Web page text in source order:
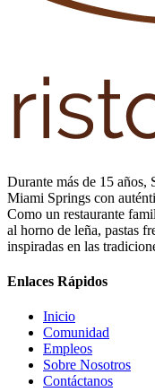
Durante más de 15 años,
Miami Springs con
Como un restaurante
al horno de leña, pastas
inspiradas en las
Enlaces Rápidos
Inicio
Comunidad
Empleos
Sobre Nosotros
Contáctanos